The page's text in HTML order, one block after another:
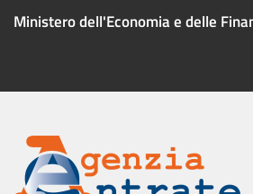
Ministero dell'Economia e delle
Menu
servizio